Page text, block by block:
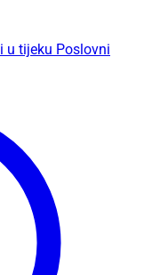
u tijeku Poslovni